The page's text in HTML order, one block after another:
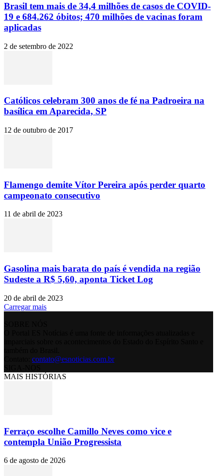
Brasil tem mais de 34,4 milhões de casos de COVID-
19 e 684.262 óbitos; 470 milhões de vacinas foram
aplicadas
2 de setembro de 2022
Católicos celebram 300 anos de fé na Padroeira na
basílica em Aparecida, SP
12 de outubro de 2017
Flamengo demite Vítor Pereira após perder quarto
campeonato consecutivo
11 de abril de 2023
Gasolina mais barata do país é vendida na região
Sudeste a R$ 5,60, aponta Ticket Log
20 de abril de 2023
Carregar mais
contato@esnoticias.com.br
MAIS HISTÓRIAS
Ferraço escolhe Camillo Neves como vice e
contempla União Progressista
6 de agosto de 2026